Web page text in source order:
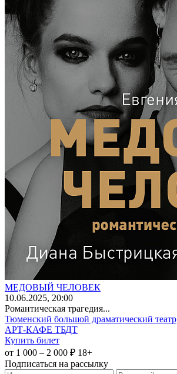
МЕДОВЫЙ ЧЕЛОВЕК
10.06.2025, 20:00
Романтическая трагедия...
Тюменский большой драматический театр
АРТ-КАФЕ ТБДТ
Купить билет
от 1 000 – 2 000 ₽ 18+
Подписаться на рассылку